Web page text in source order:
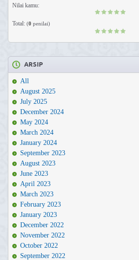
Nilai kamu:
Total: (0 penilai)
ARSIP
All
August 2025
July 2025
December 2024
May 2024
March 2024
January 2024
September 2023
August 2023
June 2023
April 2023
March 2023
February 2023
January 2023
December 2022
November 2022
October 2022
September 2022